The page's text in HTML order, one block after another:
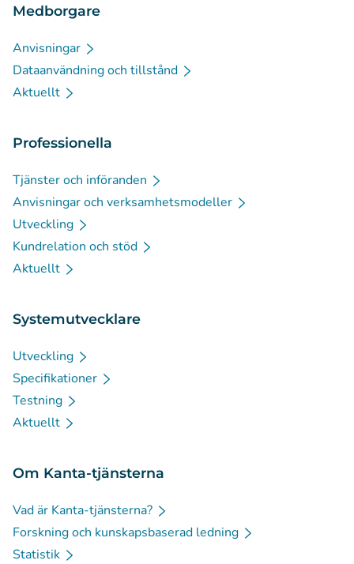
Medborgare
Anvisningar
Dataanvändning och tillstånd
Aktuellt
Professionella
Tjänster och införanden
Anvisningar och verksamhetsmodeller
Utveckling
Kundrelation och stöd
Aktuellt
Systemutvecklare
Utveckling
Specifikationer
Testning
Aktuellt
Om Kanta-tjänsterna
Vad är Kanta-tjänsterna?
Forskning och kunskapsbaserad ledning
Statistik